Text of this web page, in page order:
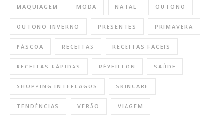
MAQUIAGEM MODA NATAL OUTONO
OUTONO INVERNO PRESENTES PRIMAVERA
PÁSCOA RECEITAS RECEITAS FÁCEIS
RECEITAS RÁPIDAS RÉVEILLON SAÚDE
SHOPPING INTERLAGOS SKINCARE
TENDÊNCIAS VERÃO VIAGEM